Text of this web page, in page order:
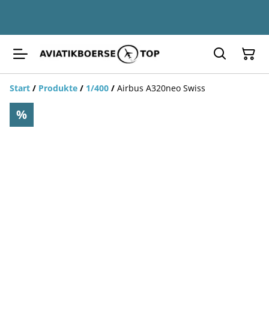
Start / Produkte / 1/400 / Airbus A320neo Swiss
%